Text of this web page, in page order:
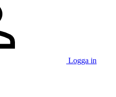
Logga in